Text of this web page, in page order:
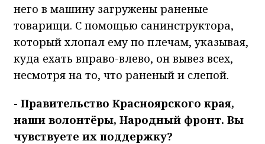
него в машину загружены раненые
товарищи. С помощью санинструктора,
который хлопал ему по плечам, указывая,
куда ехать вправо-влево, он вывез всех,
несмотря на то, что раненый и слепой.
- Правительство Красноярского края,
наши волонтёры, Народный фронт. Вы
чувствуете их поддержку?